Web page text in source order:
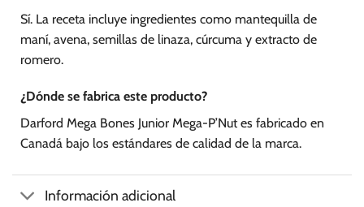
Sí. La receta incluye ingredientes como mantequilla de
maní, avena, semillas de linaza, cúrcuma y extracto de
romero.
¿Dónde se fabrica este producto?
Darford Mega Bones Junior Mega-P’Nut es fabricado en
Canadá bajo los estándares de calidad de la marca.
Información adicional